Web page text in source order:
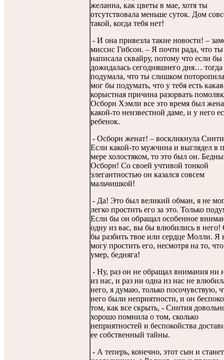
желанна, как цветы в мае, хотя ты
отсутствовала меньше суток. Дом
такой, когда тебя нет!
- И она привезла такие новости! –
миссис Гибсон. – Я почти рада, что ты
написала сквайру, потому что если
дожидалась сегодняшнего дня… тогда
подумала, что ты слишком
мог бы подумать, что у тебя есть
корыстная причина разорвать
Осборн Хэмли все это время был
какой-то неизвестной даме, и у него
ребенок.
- Осборн женат! – воскликнула
Если какой-то мужчина и выглядел в
мере холостяком, то это был он.
Осборн! Со своей учтивой тонкой
элегантностью он казался совсем
мальчишкой!
- Да! Это был великий обман, я не
легко простить его за это. Только
Если бы он обращал особенное
одну из вас, вы бы влюбились в
бы разбить твое или сердце Молли. Я
могу простить его, несмотря на то,
умер, бедняга!
- Ну, раз он не обращал внимания ни
из нас, и раз ни одна из нас не
него, я думаю, только посочувствую,
него были неприятности, и он
том, как все скрыть, - Синтия
хорошо помнила о том, сколько
неприятностей и беспокойства
ее собственный тайны.
- А теперь, конечно, этот сын и станет